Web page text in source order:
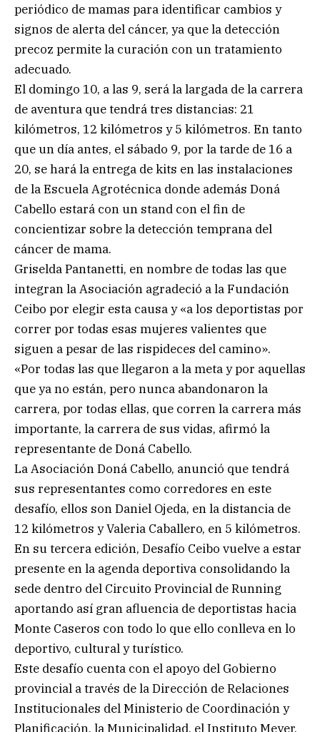
periódico de mamas para identificar cambios y
signos de alerta del cáncer, ya que la detección
precoz permite la curación con un tratamiento
adecuado.
El domingo 10, a las 9, será la largada de la carrera
de aventura que tendrá tres distancias: 21
kilómetros, 12 kilómetros y 5 kilómetros. En tanto
que un día antes, el sábado 9, por la tarde de 16 a
20, se hará la entrega de kits en las instalaciones
de la Escuela Agrotécnica donde además Doná
Cabello estará con un stand con el fin de
concientizar sobre la detección temprana del
cáncer de mama.
Griselda Pantanetti, en nombre de todas las que
integran la Asociación agradeció a la Fundación
Ceibo por elegir esta causa y «a los deportistas por
correr por todas esas mujeres valientes que
siguen a pesar de las rispideces del camino».
«Por todas las que llegaron a la meta y por aquellas
que ya no están, pero nunca abandonaron la
carrera, por todas ellas, que corren la carrera más
importante, la carrera de sus vidas, afirmó la
representante de Doná Cabello.
La Asociación Doná Cabello, anunció que tendrá
sus representantes como corredores en este
desafío, ellos son Daniel Ojeda, en la distancia de
12 kilómetros y Valeria Caballero, en 5 kilómetros.
En su tercera edición, Desafío Ceibo vuelve a estar
presente en la agenda deportiva consolidando la
sede dentro del Circuito Provincial de Running
aportando así gran afluencia de deportistas hacia
Monte Caseros con todo lo que ello conlleva en lo
deportivo, cultural y turístico.
Este desafío cuenta con el apoyo del Gobierno
provincial a través de la Dirección de Relaciones
Institucionales del Ministerio de Coordinación y
Planificación, la Municipalidad, el Instituto Meyer,